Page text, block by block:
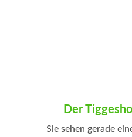
Der
Sie sehen gerade